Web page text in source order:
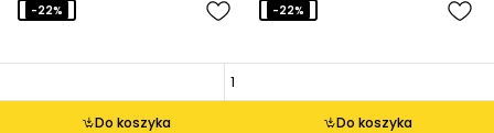
Do koszyka
-22%
Do koszyka
-22%